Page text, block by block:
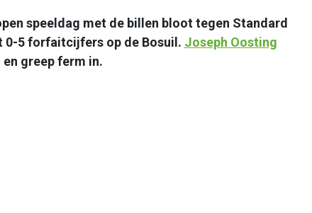
speeldag met de billen bloot tegen Standard
0-5 forfaitcijfers op de Bosuil. Joseph Oosting
greep ferm in.